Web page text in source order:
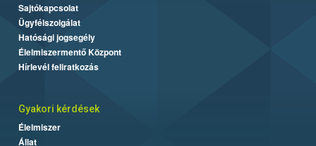
Sajtókapcsolat
Ügyfélszolgálat
Hatósági jogsegély
Élelmiszermentő Központ
Hírlevél feliratkozás
Gyakori kérdések
Élelmiszer
Állat